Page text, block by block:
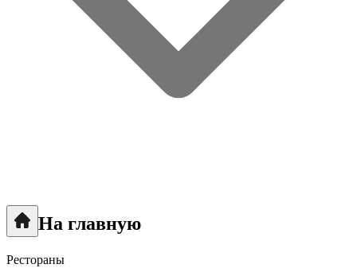
На главную
Рестораны